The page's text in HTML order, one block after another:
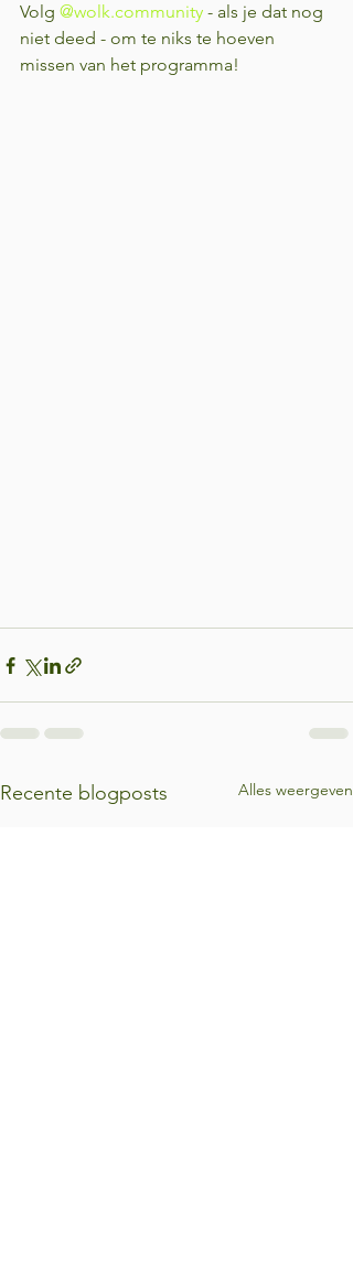
Volg @wolk.community - als je dat nog
niet deed - om te niks te hoeven
missen van het programma!
Recente blogposts Alles weergeven